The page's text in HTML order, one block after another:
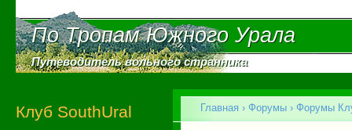
По Тропам Южного Урала
По Тропам Южного Урала
Путеводитель вольного странника
Путеводитель вольного странника
Клуб SouthUral
Главная › Форумы › Форумы